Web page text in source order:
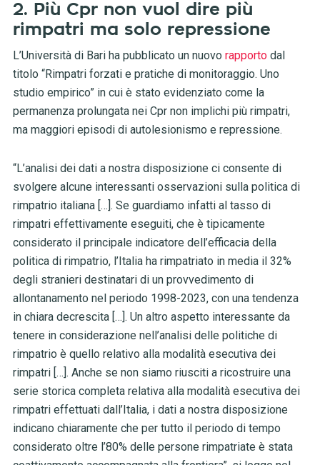
2. Più Cpr non vuol dire più
rimpatri ma solo repressione
L’Università di Bari ha pubblicato un nuovo rapportodal
titolo “Rimpatri forzati e pratiche di monitoraggio. Uno
studio empirico” in cui è stato evidenziato come la
permanenza prolungata nei Cpr non implichi più rimpatri,
ma maggiori episodi di autolesionismo e repressione.
“L’analisi dei dati a nostra disposizione ci consente di
svolgere alcune interessanti osservazioni sulla politica di
rimpatrio italiana […]. Se guardiamo infatti al tasso di
rimpatri effettivamente eseguiti, che è tipicamente
considerato il principale indicatore dell’efficacia della
politica di rimpatrio, l’Italia ha rimpatriato in media il 32%
degli stranieri destinatari di un provvedimento di
allontanamento nel periodo 1998-2023, con una tendenza
in chiara decrescita […]. Un altro aspetto interessante da
tenere in considerazione nell’analisi delle politiche di
rimpatrio è quello relativo alla modalità esecutiva dei
rimpatri […]. Anche se non siamo riusciti a ricostruire una
serie storica completa relativa alla modalità esecutiva dei
rimpatri effettuati dall’Italia, i dati a nostra disposizione
indicano chiaramente che per tutto il periodo di tempo
considerato oltre l’80% delle persone rimpatriate è stata